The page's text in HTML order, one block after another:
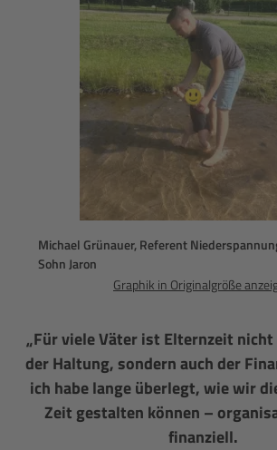
Michael Grünauer, Referent
Sohn Jaron
Graphik in Originalgröße
„Für viele Väter ist Elternzeit nicht
der Haltung, sondern auch der
ich habe lange überlegt, wie wir
Zeit gestalten können –
finanziell.